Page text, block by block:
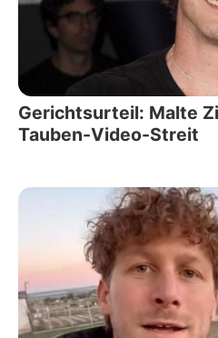
Gerichtsurteil: Malte
Tauben-Video-Streit